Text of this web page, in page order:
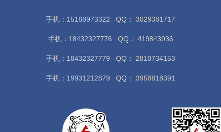
手机：15188973322 QQ： 3029381717
手机：18432327776 QQ： 419843936
手机：18432327779 QQ： 2810734153
手机：19931212879 QQ： 3958818391